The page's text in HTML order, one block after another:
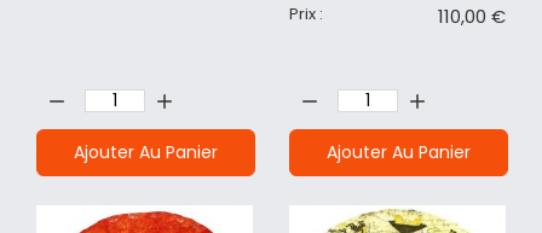
Ajouter Au Panier
Prix :
110,00 €
Ajouter Au Panier